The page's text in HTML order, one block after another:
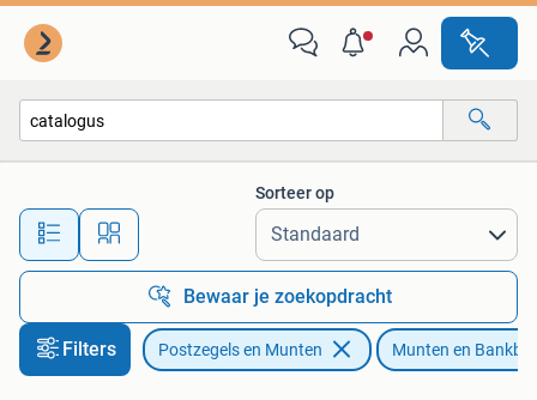
Alle afstanden…
Sorteer op
Bewaar je zoekopdracht
Filters Postzegels en Munten Munten en